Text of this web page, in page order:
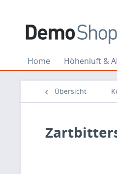
Home Höhenluft &
Übersicht